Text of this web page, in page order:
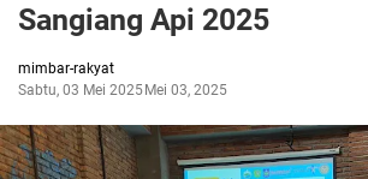
Sangiang Api 2025
mimbar-rakyat
Sabtu, 03 Mei 2025Mei 03, 2025